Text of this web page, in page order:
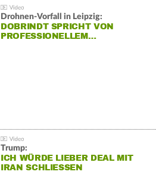
Drohnen-Vorfall in Leipzig:
DOBRINDT SPRICHT VON
PROFESSIONELLEM…
Trump:
ICH WÜRDE LIEBER DEAL MIT
IRAN SCHLIESSEN